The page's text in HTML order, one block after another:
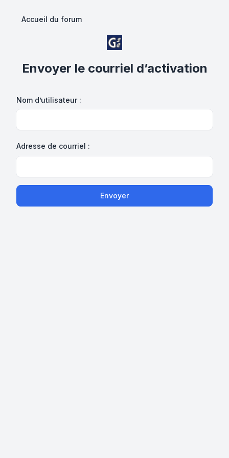
Accueil du forum
Envoyer le courriel d’activation
Nom d’utilisateur :
Adresse de courriel :
Envoyer